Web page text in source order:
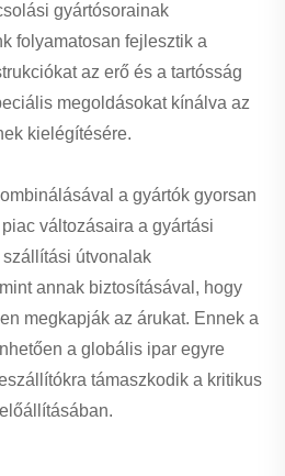
gyártósorainak
folyamatosan fejlesztik a
az erő és a tartósság
megoldásokat kínálva az
kielégítésére.
a gyártók gyorsan
változásaira a gyártási
útvonalak
annak biztosításával, hogy
megkapják az árukat. Ennek a
a globális ipar egyre
támaszkodik a kritikus